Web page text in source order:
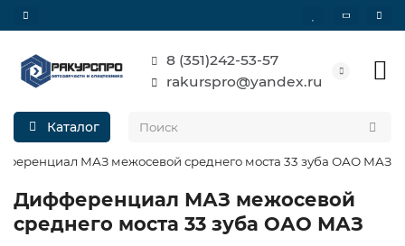
8 (351)242-53-57
rakurspro@yandex.ru
Каталог
МАЗ межосевой среднего моста 33 зуба ОАО МАЗ
Дифференциал МАЗ межосевой
среднего моста 33 зуба ОАО МАЗ